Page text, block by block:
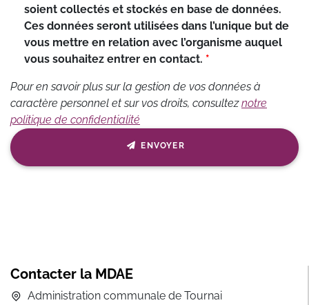
soient collectés et stockés en base de données.
Ces données seront utilisées dans l’unique but de
vous mettre en relation avec l’organisme auquel
vous souhaitez entrer en contact.
Pour en savoir plus sur la gestion de vos données à
caractère personnel et sur vos droits, consulteznotre
politique de confidentialité
ENVOYER
Contacter la MDAE
Administration communale de Tournai